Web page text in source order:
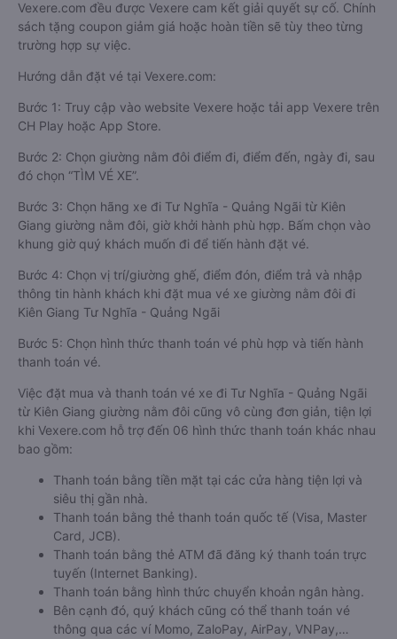
Vexere.com đều được Vexere cam kết giải quyết sự cố. Chính
sách tặng coupon giảm giá hoặc hoàn tiền sẽ tùy theo từng
trường hợp sự việc.
Hướng dẫn đặt vé tại Vexere.com:
Bước 1: Truy cập vào website Vexere hoặc tải app Vexere trên
CH Play hoặc App Store.
Bước 2: Chọn giường nằm đôi điểm đi, điểm đến, ngày đi, sau
đó chọn “TÌM VÉ XE”.
Bước 3: Chọn hãng xe đi Tư Nghĩa - Quảng Ngãi từ Kiên
Giang giường nằm đôi, giờ khởi hành phù hợp. Bấm chọn vào
khung giờ quý khách muốn đi để tiến hành đặt vé.
Bước 4: Chọn vị trí/giường ghế, điểm đón, điểm trả và nhập
thông tin hành khách khi đặt mua vé xe giường nằm đôi đi
Kiên Giang Tư Nghĩa - Quảng Ngãi
Bước 5: Chọn hình thức thanh toán vé phù hợp và tiến hành
thanh toán vé.
Việc đặt mua và thanh toán vé xe đi Tư Nghĩa - Quảng Ngãi
từ Kiên Giang giường nằm đôi cũng vô cùng đơn giản, tiện lợi
khi Vexere.com hỗ trợ đến 06 hình thức thanh toán khác nhau
bao gồm:
Thanh toán bằng tiền mặt tại các cửa hàng tiện lợi và
siêu thị gần nhà.
Thanh toán bằng thẻ thanh toán quốc tế (Visa, Master
Card, JCB).
Thanh toán bằng thẻ ATM đã đăng ký thanh toán trực
tuyến (Internet Banking).
Thanh toán bằng hình thức chuyển khoản ngân hàng.
Bên cạnh đó, quý khách cũng có thể thanh toán vé
thông qua các ví Momo, ZaloPay, AirPay, VNPay,…